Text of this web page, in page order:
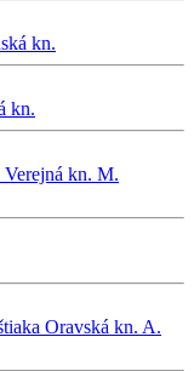
kn.
kn.
Verejná kn. M.
Oravská kn. A.